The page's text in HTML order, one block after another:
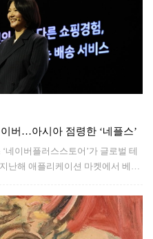
버…아시아 점령한 ‘네플스’
네이버플러스스토어’가 글로벌 테
난해 애플리케이션 마켓에서 베스
스스토어는 지난해 아시아태평양
가장 많은 다운로드 수를 기록하